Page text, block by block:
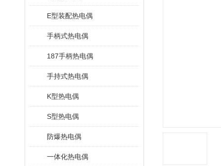
E型装配热电偶
手柄式热电偶
187手柄热电偶
手持式热电偶
K型热电偶
S型热电偶
防爆热电偶
一体化热电偶